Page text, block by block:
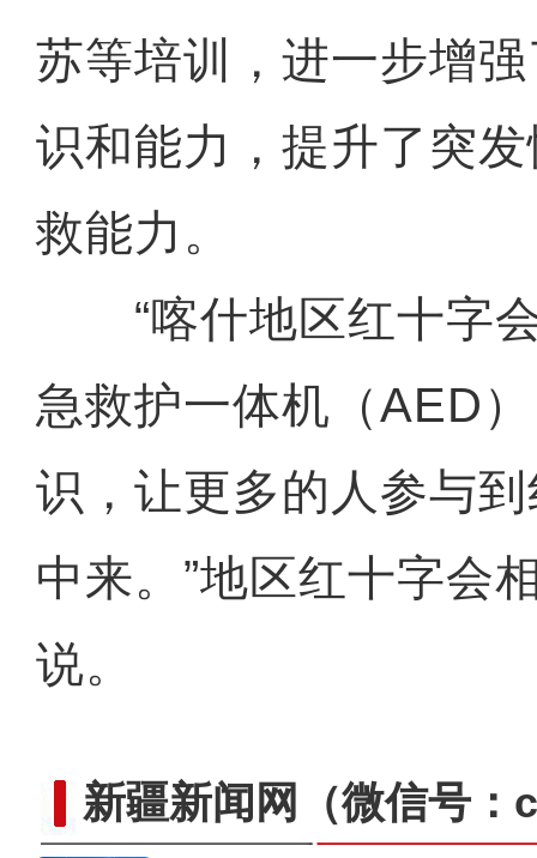
苏等培训，进一步增
识和能力，提升了突
救能力。
“喀什地区红十字会
急救护一体机（AED
识，让更多的人参与
中来。”地区红十字会
说。
新疆新闻网 （微信号